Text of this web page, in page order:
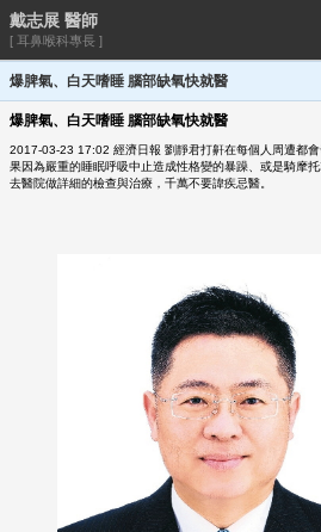
戴志展 醫師
[ 耳鼻喉科專長 ]
爆脾氣、白天嗜睡 腦部缺氧快就醫
爆脾氣、白天嗜睡 腦部缺氧快就醫
2017-03-23 17:02 經濟日報 劉靜君打鼾在每個人周遭都
果因為嚴重的睡眠呼吸中止造成性格變的暴躁、或是騎摩
去醫院做詳細的檢查與治療，千萬不要諱疾忌醫。